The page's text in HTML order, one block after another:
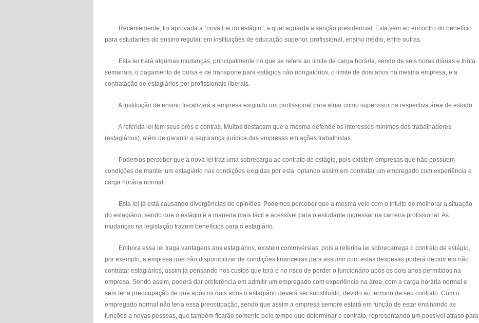
Recentemente, foi aprovada a “nova Lei do estágio”, a qual aguarda a sanção presidencial. Esta vem ao encontro do benefício
para estudantes do ensino regular, em instituições de educação superior, profissional, ensino médio, entre outras.
Esta lei trará algumas mudanças, principalmente no que se refere ao limite de carga horária, sendo de seis horas diárias e trinta
semanais; o pagamento de bolsa e de transporte para estágios não obrigatórios; o limite de dois anos na mesma empresa, e a
contratação de estagiários por profissionais liberais.
A instituição de ensino fiscalizará a empresa exigindo um profissional para atuar como supervisor na respectiva área de estudo.
A referida lei tem seus prós e contras. Muitos destacam que a mesma defende os interesses mínimos dos trabalhadores
(estagiários), além de garantir a segurança jurídica das empresas em ações trabalhistas.
Podemos perceber que a nova lei traz uma sobrecarga ao contrato de estágio, pois existem empresas que não possuem
condições de manter um estagiário nas condições exigidas por esta, optando assim em contratar um empregado com experiência e
carga horária normal.
Esta lei já está causando divergências de opiniões. Podemos perceber que a mesma veio com o intuito de melhorar a situação
do estagiário, sendo que o estágio é a maneira mais fácil e acessível para o estudante ingressar na carreira profissional. As
mudanças na legislação trazem benefícios para o estagiário.
Embora essa lei traga vantagens aos estagiários, existem controvérsias, pois a referida lei sobrecarrega o contrato de estágio,
por exemplo, a empresa que não disponibilizar de condições financeiras para assumir com estas despesas poderá decidir em não
contratar estagiários, assim já pensando nos custos que terá e no risco de perder o funcionário após os dois anos permitidos na
empresa. Sendo assim, poderá dar preferência em admitir um empregado com experiência na área, com a carga horária normal e
sem ter a preocupação de que após os dois anos o estagiário deverá ser substituído, devido ao termino de seu contrato. Com o
empregado normal não teria essa preocupação, sendo que assim a empresa sempre estará em função de estar ensinando as
funções a novas pessoas, que também ficarão somente pelo tempo que determinar o contrato, representando um possível atraso para